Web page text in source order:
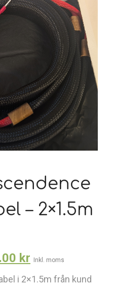
– 2×1.5m
kr Inkl. moms
i 2×1.5m från kund